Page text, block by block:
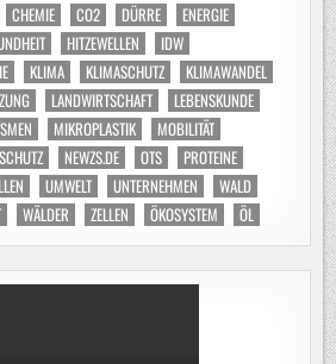
CHEMIE CO2 DÜRRE
ENERGIE
HITZEWELLEN
IDW
KLIMA KLIMASCHUTZ
KLIMAWANDEL
LANDWIRTSCHAFT
LEBENSKUNDE
MIKROPLASTIK
MOBILITÄT
NEWZS.DE OTS
PROTEINE
UMWELT UNTERNEHMEN
WALD
WÄLDER ZELLEN ÖKOSYSTEM ÖL